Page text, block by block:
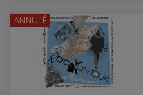
ANNULÉ